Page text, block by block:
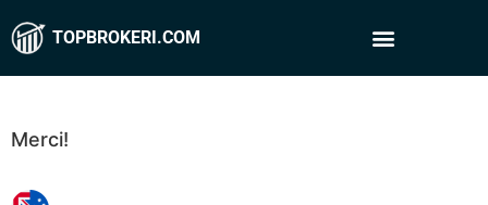
TOPBROKERI.COM
Merci!